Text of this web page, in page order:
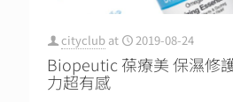
cityclub at 2019-08-24
Biopeutic 葆療美 保濕修
力超有感